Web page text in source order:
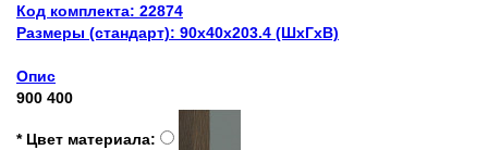
Код комплекта: 22874
Размеры (стандарт): 90x40x203.4 (ШхГхВ)
Опис
900 400
* Цвет материала: